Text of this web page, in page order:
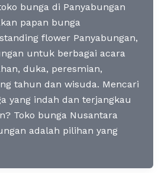
bunga di Panyabungan
papan bunga
flower Panyabungan,
untuk berbagai acara
duka, peresmian,
tahun dan wisuda. Mencari
yang indah dan terjangkau
Toko bunga Nusantara
adalah pilihan yang